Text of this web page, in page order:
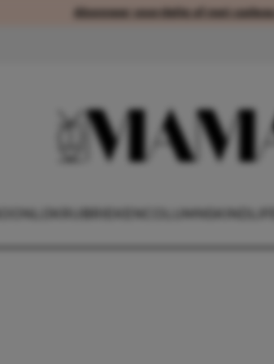
Abonneer voordelig of met cadeau
Abonneer